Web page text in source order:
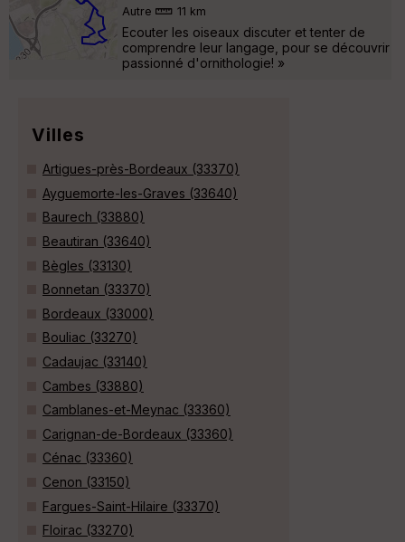
Autre 11 km
Ecouter les oiseaux discuter et tenter de
comprendre leur langage, pour se découvrir
passionné d'ornithologie! »
Villes
Artigues-près-Bordeaux (33370)
Ayguemorte-les-Graves (33640)
Baurech (33880)
Beautiran (33640)
Bègles (33130)
Bonnetan (33370)
Bordeaux (33000)
Bouliac (33270)
Cadaujac (33140)
Cambes (33880)
Camblanes-et-Meynac (33360)
Carignan-de-Bordeaux (33360)
Cénac (33360)
Cenon (33150)
Fargues-Saint-Hilaire (33370)
Floirac (33270)